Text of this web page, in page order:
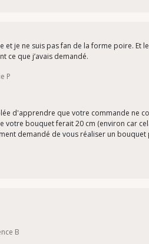
et je ne suis pas fan de la forme poire. Et
ce que j’avais demandé.
P
d'apprendre que votre commande ne
votre bouquet ferait 20 cm (environ car
demandé de vous réaliser un
B